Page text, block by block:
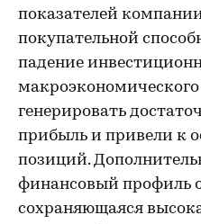
показателей
покупательной
падение
генерировать
прибыль и привели к
позиций.
финансовый профиль
сохраняющаяся